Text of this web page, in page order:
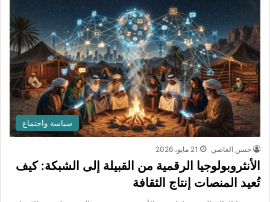
سياسة واجتماع
حسن العاصي 21 مايو، 2026
الأنثروبولوجيا الرقمية من القبيلة إلى الشبكة: كيف
تُعيد المنصات إنتاج الثقافة